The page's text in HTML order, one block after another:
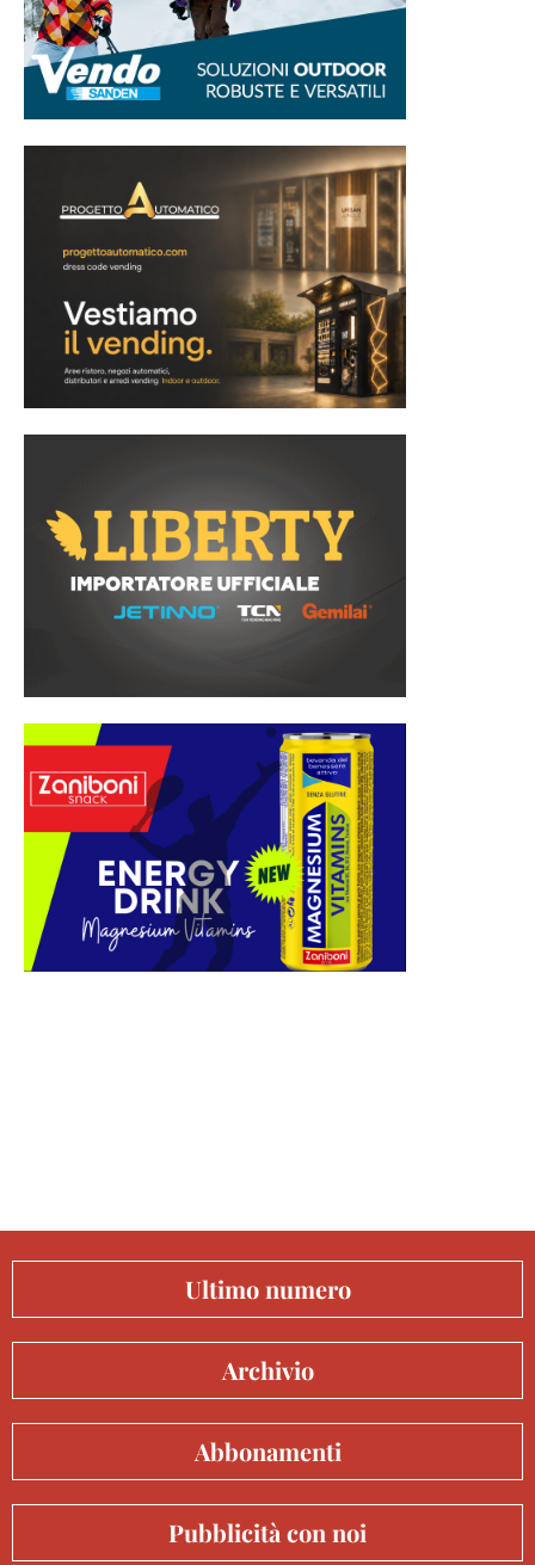
Ultimo numero
Archivio
Abbonamenti
Pubblicità con noi